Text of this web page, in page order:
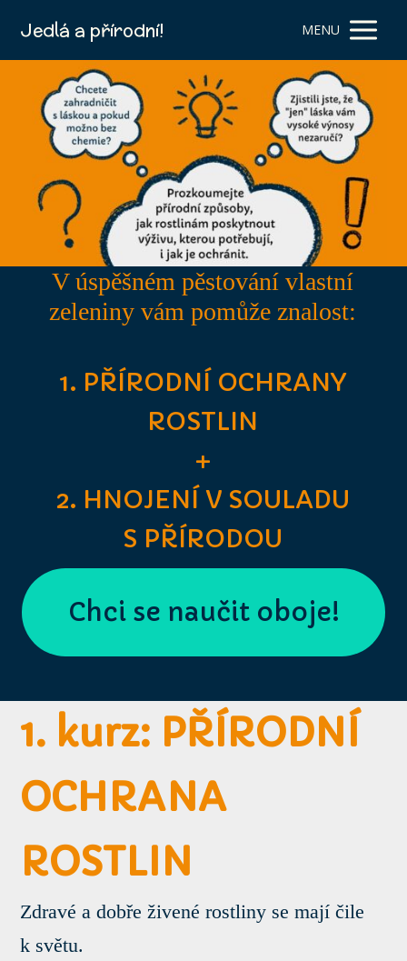
Jedlá a přírodní! MENU
V úspěšném pěstování vlastní
zeleniny vám pomůže znalost:
1. PŘÍRODNÍ OCHRANY
ROSTLIN
+
2. HNOJENÍ V SOULADU
S PŘÍRODOU
Chci se naučit oboje!
1. kurz: PŘÍRODNÍ
OCHRANA
ROSTLIN
Zdravé a dobře živené rostliny se mají čile
k světu.